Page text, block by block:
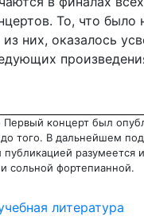
То, что было
них, оказалось
концерт был
до того. В дальнейшем под
публикацией разумеется
сольной фортепианной.
литература